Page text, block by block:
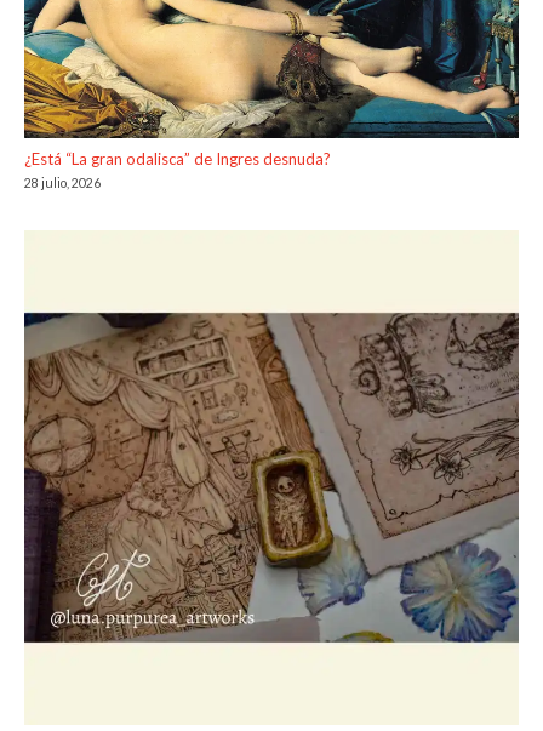
¿Está “La gran odalisca” de Ingres desnuda?
28 julio, 2026